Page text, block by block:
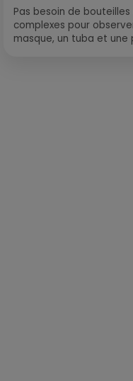
Pas besoin de
complexes pour
masque, un tuba et une